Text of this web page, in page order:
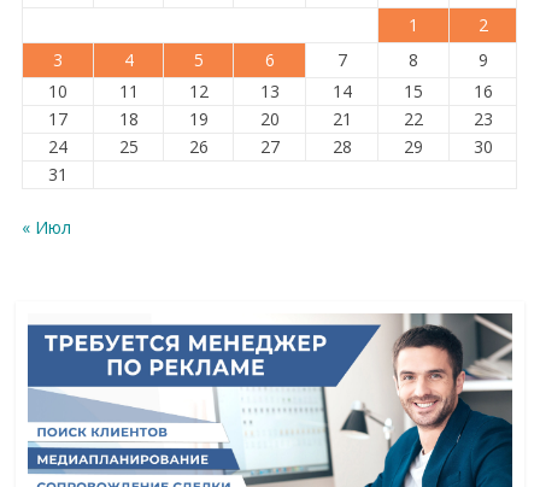
1
2
3
4 5 6 7 8
9
10
11 12 13 14 15
16
17
18 19 20 21 22
23
24
25 26 27 28 29
30
31
« Июл